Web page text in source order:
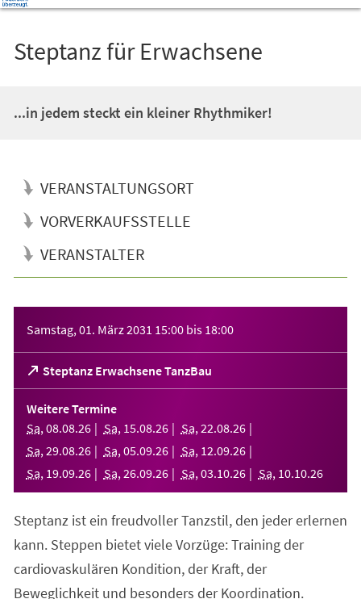
Steptanz für Erwachsene
...in jedem steckt ein kleiner Rhythmiker!
VERANSTALTUNGSORT
VORVERKAUFSSTELLE
VERANSTALTER
Samstag, 01. März 2031 15:00 bis 18:00
Steptanz Erwachsene TanzBau
(Öffnet
in
einem
neuen
Tab)
Weitere Termine
Sa, 08.08.26 Sa, 15.08.26 Sa, 22.08.26
Sa, 29.08.26 Sa, 05.09.26 Sa, 12.09.26
Sa, 19.09.26 Sa, 26.09.26 Sa, 03.10.26 Sa, 10.10.26
Steptanz ist ein freudvoller Tanzstil, den jeder erlernen
kann. Steppen bietet viele Vorzüge: Training der
cardiovaskulären Kondition, der Kraft, der
Beweglichkeit und besonders der Koordination.